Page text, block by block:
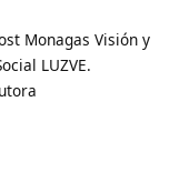
Monagas Visión y
LUZVE.